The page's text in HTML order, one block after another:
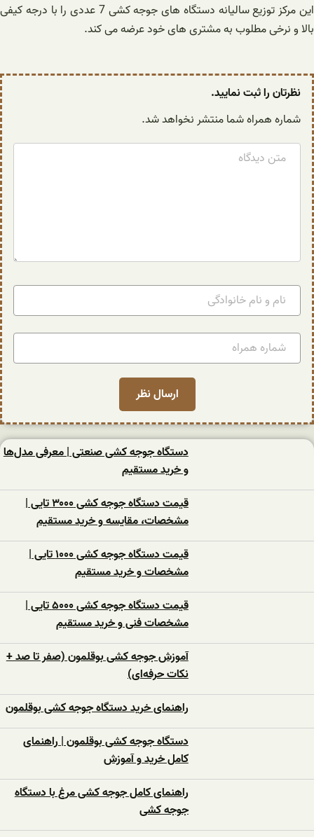
این مرکز توزیع سالیانه دستگاه های جوجه کشی 7 عددی را با درجه کیفی
بالا و نرخی مطلوب به مشتری های خود عرضه می کند.
نظرتان را ثبت نمایید.
شماره همراه شما منتشر نخواهد شد.
دستگاه جوجه کشی صنعتی | معرفی مدل‌ها
و خرید مستقیم
قیمت دستگاه جوجه کشی ۳۰۰۰ تایی |
مشخصات، مقایسه و خرید مستقیم
قیمت دستگاه جوجه کشی ۱۰۰۰ تایی |
مشخصات و خرید مستقیم
قیمت دستگاه جوجه کشی ۵۰۰۰ تایی |
مشخصات فنی و خرید مستقیم
آموزش جوجه کشی بوقلمون (صفر تا صد +
نکات حرفه‌ای)
راهنمای خرید دستگاه جوجه کشی بوقلمون
دستگاه جوجه کشی بوقلمون | راهنمای
کامل خرید و آموزش
راهنمای کامل جوجه کشی مرغ با دستگاه
جوجه کشی